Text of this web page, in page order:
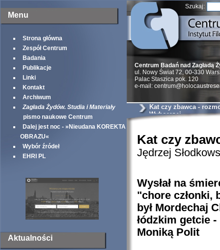
Menu
Strona główna
Zespół Centrum
Badania
Publikacje
Linki
Kontakt
Archiwum
Zagłada Żydów. Studia i Materiały
pismo naukowe Centrum
Dalej jest noc - »Nieudana KOREKTA
OBRAZU«
Wybór źródeł
EHRI PL
Aktualności
Szukaj:
Centrum Badań nad Zagładą
ul. Nowy Świat 72, 00-330
Palac Staszica pok. 120
e-mail:
Kat czy zbawca -
Wyborczej
Kat czy
Jędrzej
Wysłał na
"chore członki,
był Mordechaj
łódzkim getcie
Moniką Polit